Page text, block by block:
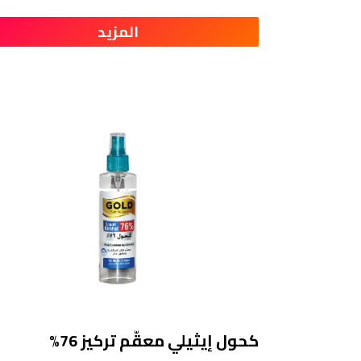
المزيد
كحول إيثيلي معقّم تركيز 76%